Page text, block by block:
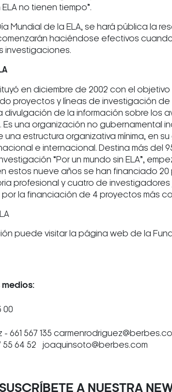
no tienen tiempo”.
Mundial de la ELA, se hará pública
haciéndose efectivos
investigaciones.
en diciembre de 2002 con el
proyectos y líneas de investigación
divulgación de la información sobre los
Es una organización no
estructura organizativa mínima, en
e internacional. Destina más del
“Por un mundo sin ELA”,
estos nueve años se han financiado
profesional y cuatro de
la financiación de 4 proyectos más
puede visitar la página web de la
00
661 567 135
55 64 52 joaquinsoto@berbes.com
SUSCRÍBETE A NUESTRA